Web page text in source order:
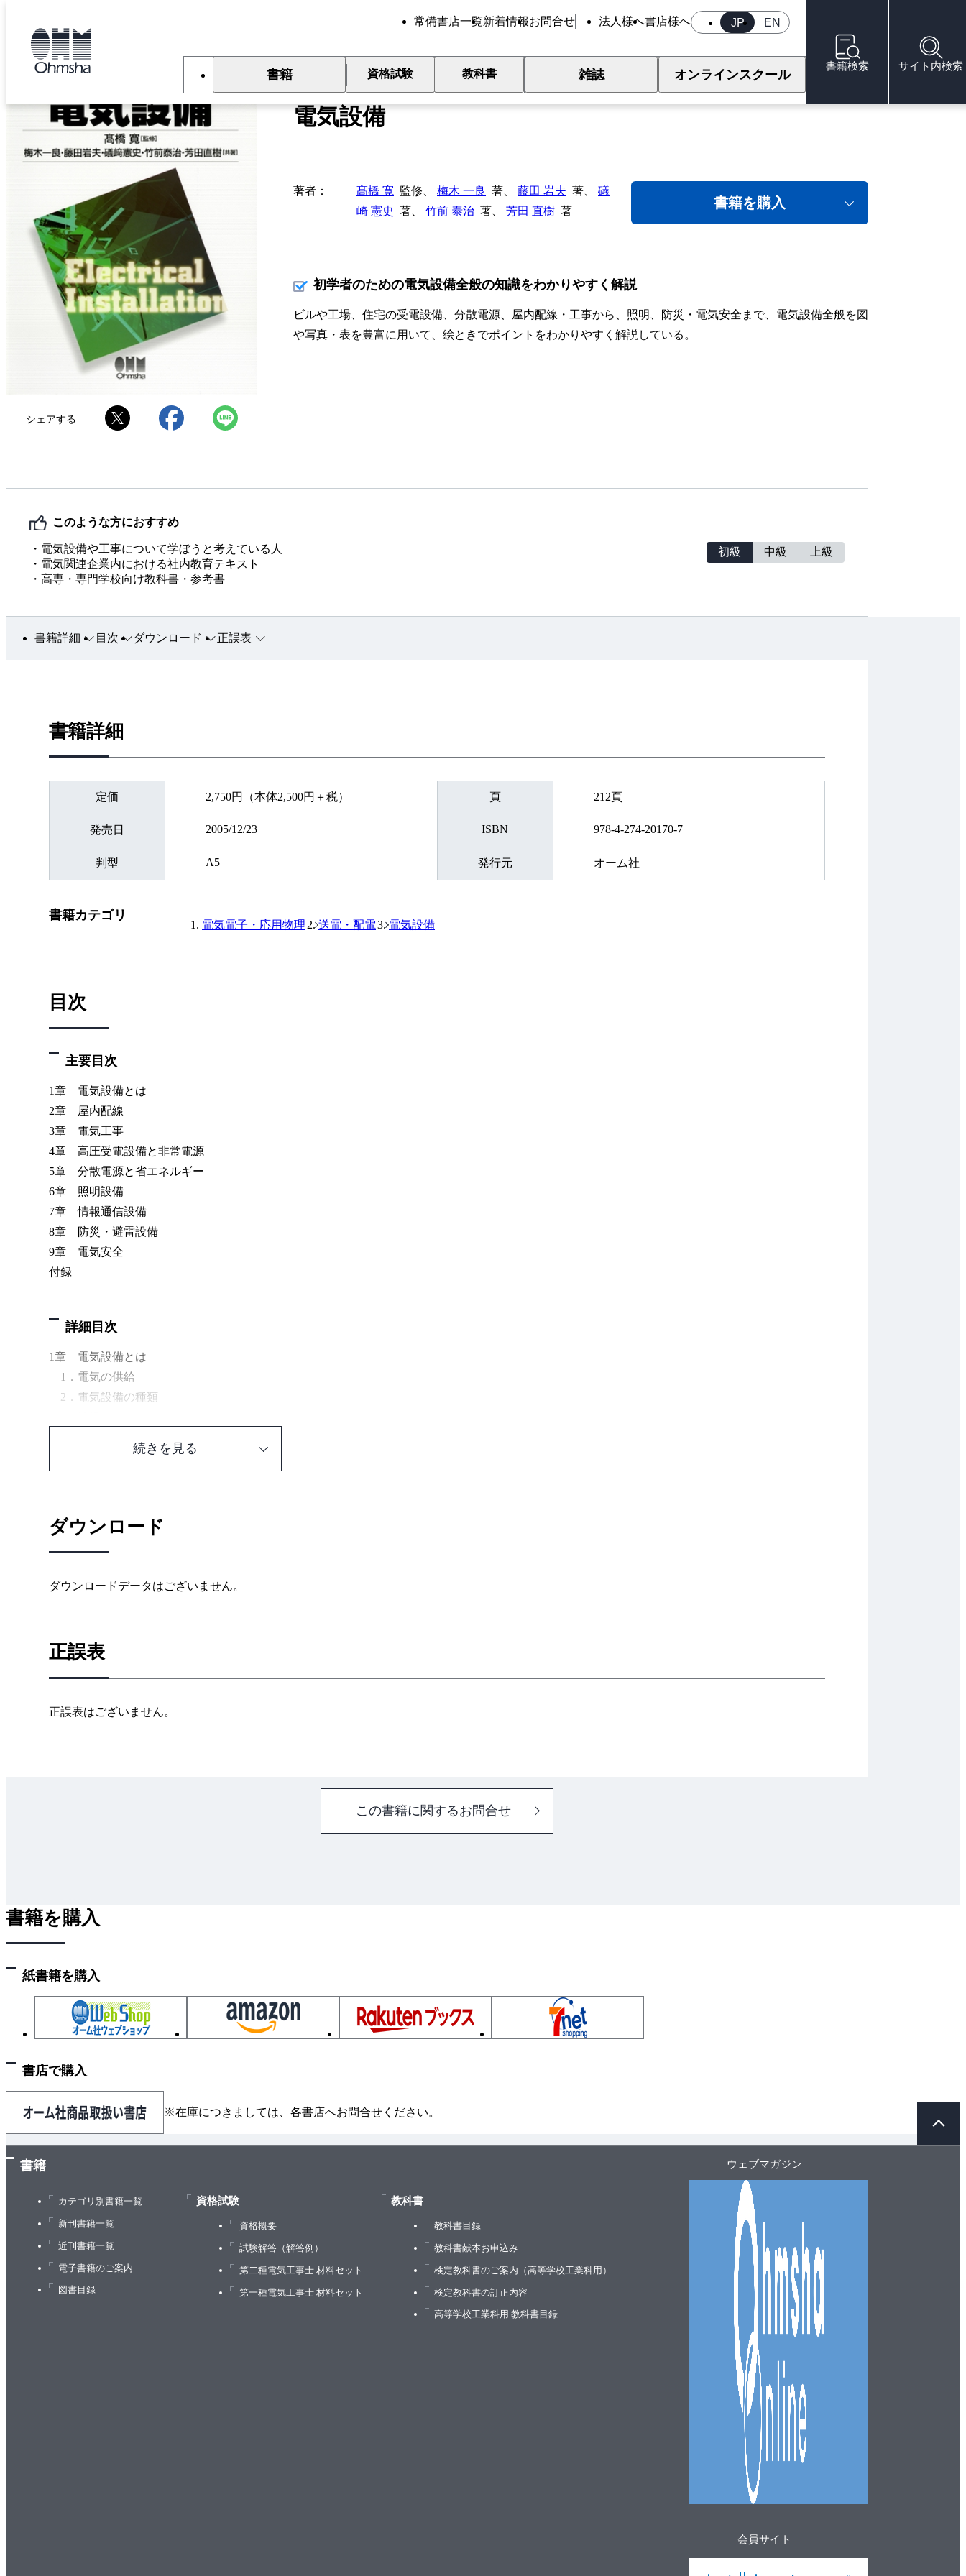
JP EN
常備書店一覧新着情報お問合せ 法人様へ書店様へ
書籍 資格試験 教科書 雑誌 オンラインスクール
書籍検索 サイト内検索
絵ときでわかる
電気設備
シェアする
著者 髙橋 寛 監修、 梅木 一良 著、 藤田 岩夫 著、 礒
崎 憲史 著、 竹前 泰治 著、 芳田 直樹 著
書籍を購入
初学者のための電気設備全般の知識をわかりやすく解説
ビルや工場、住宅の受電設備、分散電源、屋内配線・工事から、照明、防災・電気安全まで、電気設備全般を図
や写真・表を豊富に用いて、絵ときでポイントをわかりやすく解説している。
このような方におすすめ
・電気設備や工事について学ぼうと考えている人
・電気関連企業内における社内教育テキスト
・高専・専門学校向け教科書・参考書
初級 中級 上級
書籍詳細 目次 ダウンロード 正誤表
書籍詳細
定価 2,750円（本体2,500円＋税） 頁 212頁
発売日 2005/12/23 ISBN 978-4-274-20170-7
判型 A5 発行元 オーム社
書籍カテゴリ
電気電子・応用物理 送電・配電 電気設備
目次
主要目次
1章 電気設備とは
2章 屋内配線
3章 電気工事
4章 高圧受電設備と非常電源
5章 分散電源と省エネルギー
6章 照明設備
7章 情報通信設備
8章 防災・避雷設備
9章 電気安全
付録
詳細目次
1章 電気設備とは
1．電気の供給
2．電気設備の種類
1．屋内配線図の構成
3章 電気工事
1．基本的な工事と施工
3．接地工事
3．非常用電源
5章 分散電源と省エネルギー
2．太陽光発電
1．情報通信設備の種類
2．情報通信配線材料と機器
8章 防災・避雷設備
1．防災設備の法規
2．防災設備のいろいろ
3．避雷設備
9章 電気安全
1．電気の災害
3．感電の防止策
1．電気設備に関わる資格
2．構内電気設備の配線用図記号
続きを見る
ダウンロード
ダウンロードデータはございません。
正誤表
正誤表はございません。
この書籍に関するお問合せ
書籍を購入
紙書籍を購入
書店で購入
※在庫につきましては、各書店へお問合せください。
書籍
カテゴリ別書籍一覧
新刊書籍一覧
近刊書籍一覧
電子書籍のご案内
図書目録
資格試験
資格概要
試験解答（解答例）
第二種電気工事士 材料セット
第一種電気工事士 材料セット
教科書
教科書目録
教科書献本お申込み
検定教科書のご案内（高等学校工業科用）
検定教科書の訂正内容
高等学校工業科用 教科書目録
ウェブマガジン
会員サイト